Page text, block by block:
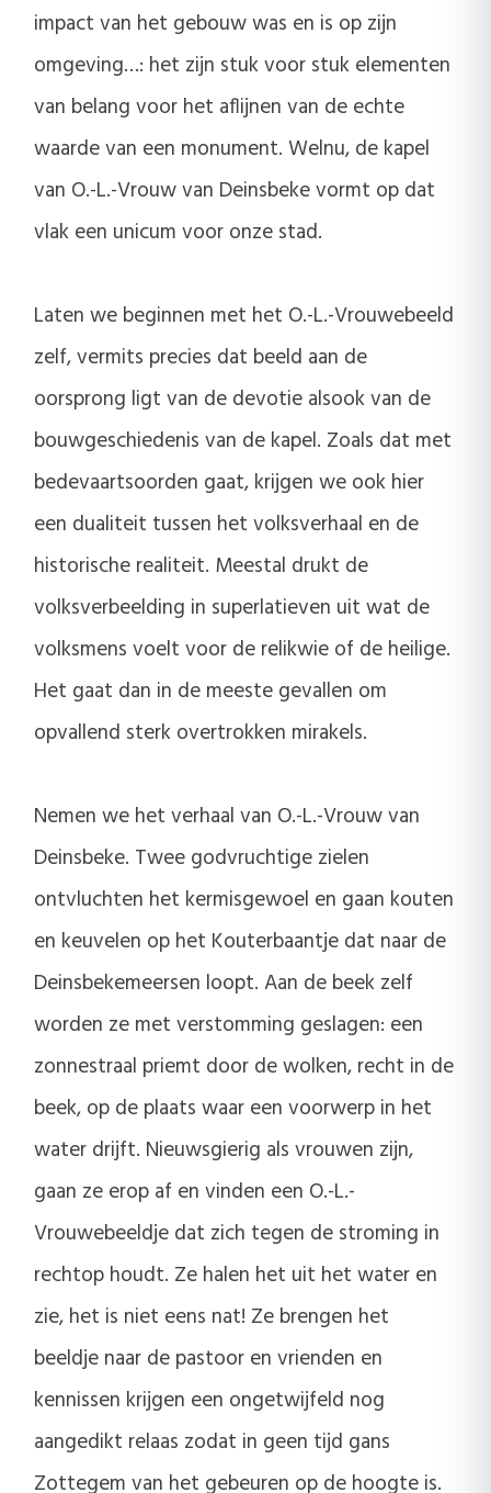
impact van het gebouw was en is op zijn
omgeving…: het zijn stuk voor stuk elementen
van belang voor het aflijnen van de echte
waarde van een monument. Welnu, de kapel
van O.-L.-Vrouw van Deinsbeke vormt op dat
vlak een unicum voor onze stad.
Laten we beginnen met het O.-L.-Vrouwebeeld
zelf, vermits precies dat beeld aan de
oorsprong ligt van de devotie alsook van de
bouwgeschiedenis van de kapel. Zoals dat met
bedevaartsoorden gaat, krijgen we ook hier
een dualiteit tussen het volksverhaal en de
historische realiteit. Meestal drukt de
volksverbeelding in superlatieven uit wat de
volksmens voelt voor de relikwie of de heilige.
Het gaat dan in de meeste gevallen om
opvallend sterk overtrokken mirakels.
Nemen we het verhaal van O.-L.-Vrouw van
Deinsbeke. Twee godvruchtige zielen
ontvluchten het kermisgewoel en gaan kouten
en keuvelen op het Kouterbaantje dat naar de
Deinsbekemeersen loopt. Aan de beek zelf
worden ze met verstomming geslagen: een
zonnestraal priemt door de wolken, recht in de
beek, op de plaats waar een voorwerp in het
water drijft. Nieuwsgierig als vrouwen zijn,
gaan ze erop af en vinden een O.-L.-
Vrouwebeeldje dat zich tegen de stroming in
rechtop houdt. Ze halen het uit het water en
zie, het is niet eens nat! Ze brengen het
beeldje naar de pastoor en vrienden en
kennissen krijgen een ongetwijfeld nog
aangedikt relaas zodat in geen tijd gans
Zottegem van het gebeuren op de hoogte is.